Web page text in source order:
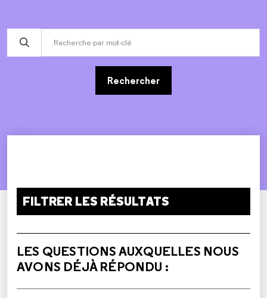
Rechercher
FILTRER LES RÉSULTATS
LES QUESTIONS AUXQUELLES NOUS
AVONS DÉJÀ RÉPONDU :